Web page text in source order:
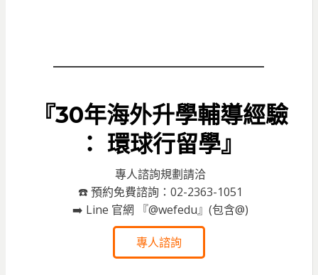
『30年海外升學輔導經驗
： 環球行留學』
專人諮詢規劃請洽
☎️ 預約免費諮詢：02-2363-1051
➡️ Line 官網 『@wefedu』(包含@)
專人諮詢